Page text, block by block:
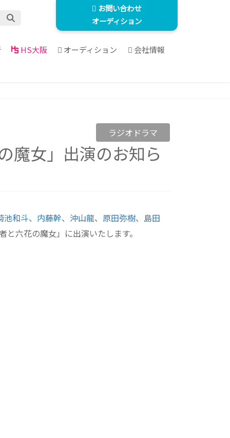
お問い合わせ
オーディション
HS大阪 オーディション 会社情報
ラジオドラマ
魔女」出演のお知ら
池和斗、 内藤幹、 沖山龍、 原田弥樹、 島田
六花の魔女」に出演いたします。